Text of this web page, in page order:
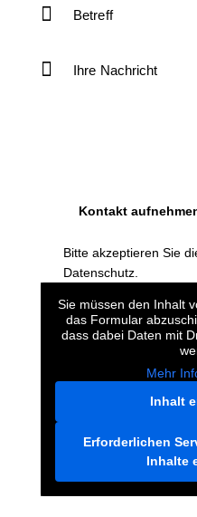
Bitte akzeptieren Sie
Datenschutz
Sie müssen den Inhalt
das Formular
dass dabei Daten mit
Mehr
Inhalt
Erforderlichen
Inhalte